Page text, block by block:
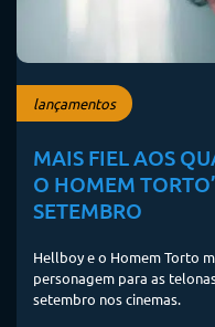
lançamentos
MAIS FIEL AOS
O HOMEM
SETEMBRO
Hellboy e o Homem Torto
personagem para as
setembro nos cinemas.